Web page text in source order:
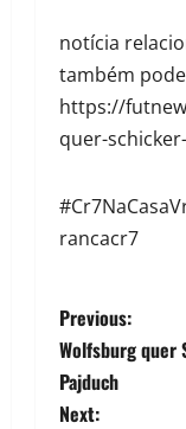
notícia
também
https://
quer-
rancacr7
Previous:
Wolfsburg quer
Pajduch
Next: